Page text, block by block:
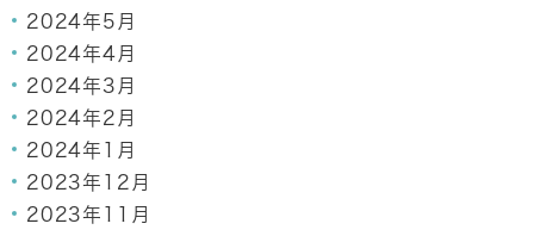
2024年5月
2024年4月
2024年3月
2024年2月
2024年1月
2023年12月
2023年11月